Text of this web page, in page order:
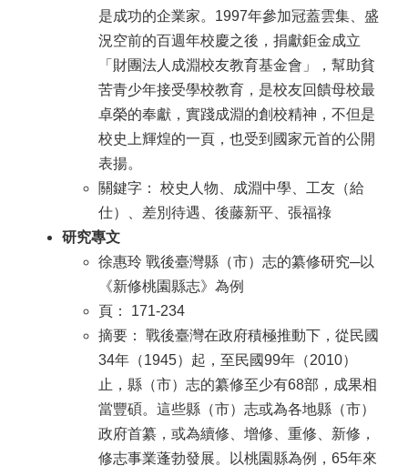
是成功的企業家。1997年參加冠蓋雲集、盛
況空前的百週年校慶之後，捐獻鉅金成立
「財團法人成淵校友教育基金會」，幫助貧
苦青少年接受學校教育，是校友回饋母校最
卓榮的奉獻，實踐成淵的創校精神，不但是
校史上輝煌的一頁，也受到國家元首的公開
表揚。
關鍵字： 校史人物、成淵中學、工友（給
仕）、差別待遇、後藤新平、張福祿
研究專文
徐惠玲 戰後臺灣縣（市）志的纂修研究─以
《新修桃園縣志》為例
頁： 171-234
摘要： 戰後臺灣在政府積極推動下，從民國
34年（1945）起，至民國99年（2010）
止，縣（市）志的纂修至少有68部，成果相
當豐碩。這些縣（市）志或為各地縣（市）
政府首纂，或為續修、增修、重修、新修，
修志事業蓬勃發展。以桃園縣為例，65年來